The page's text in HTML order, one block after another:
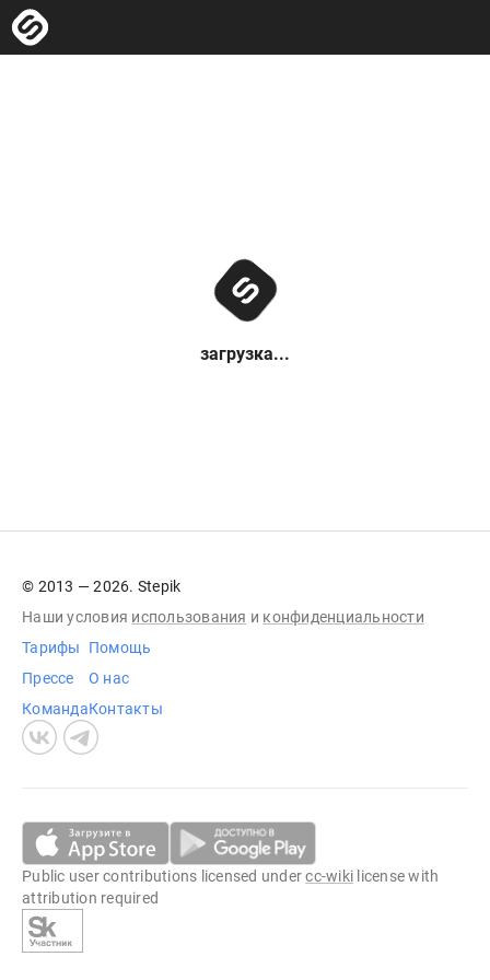
загрузка...
© 2013 — 2026. Stepik
Наши условия использования и конфиденциальности
Тарифы
Прессе
Команда
Помощь
О нас
Контакты
Public user contributions licensed undercc-wiki license with
attribution required